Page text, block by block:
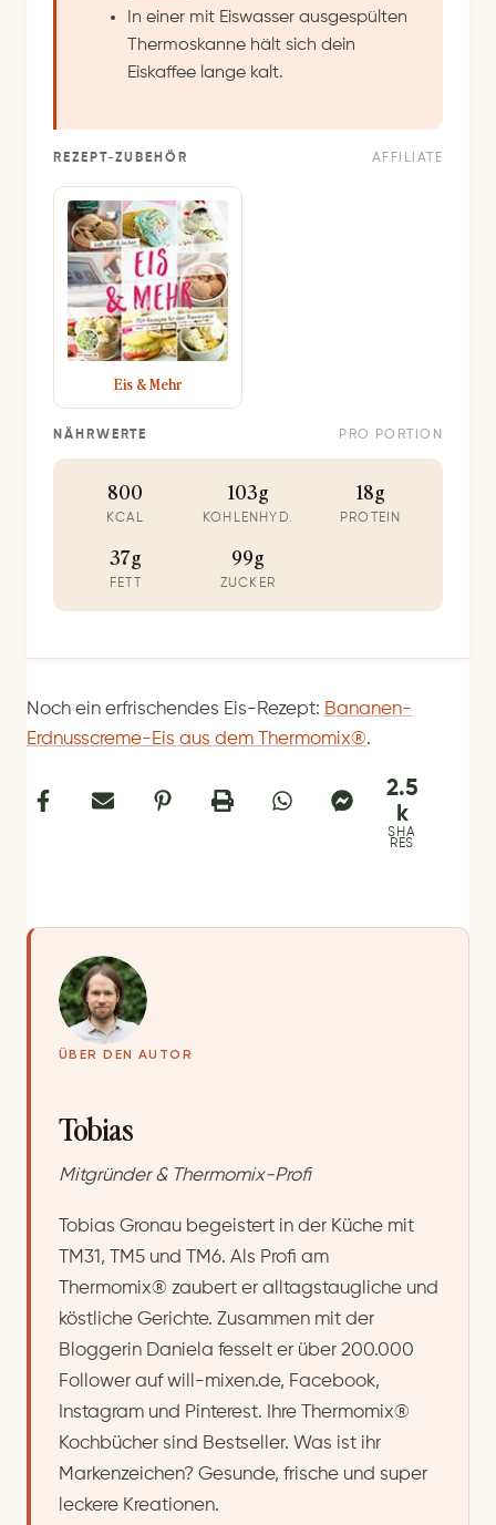
In einer mit Eiswasser ausgespülten
Thermoskanne hält sich dein
Eiskaffee lange kalt.
REZEPT-ZUBEHÖR AFFILIATE
Eis & Mehr
NÄHRWERTE PRO PORTION
800
KCAL
103g
KOHLENHYD.
18g
PROTEIN
37g
FETT
99g
ZUCKER
Noch ein erfrischendes Eis-Rezept: Bananen-
Erdnusscreme-Eis aus dem Thermomix®.
2.5
k
SHA
RES
ÜBER DEN AUTOR
Tobias
Mitgründer & Thermomix-Profi
Tobias Gronau begeistert in der Küche mit
TM31, TM5 und TM6. Als Profi am
Thermomix® zaubert er alltagstaugliche und
köstliche Gerichte. Zusammen mit der
Bloggerin Daniela fesselt er über 200.000
Follower auf will-mixen.de, Facebook,
Instagram und Pinterest. Ihre Thermomix®
Kochbücher sind Bestseller. Was ist ihr
Markenzeichen? Gesunde, frische und super
leckere Kreationen.